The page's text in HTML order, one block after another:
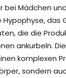
bei Mädchen
das
die die
ankurbeln.
komplexen
sondern